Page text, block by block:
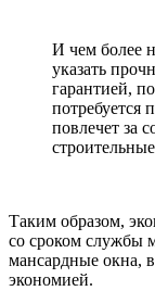
И чем более
указать
гарантией,
потребуется
повлечет за
Таким образом,
со сроком службы
мансардные окна,
экономией.